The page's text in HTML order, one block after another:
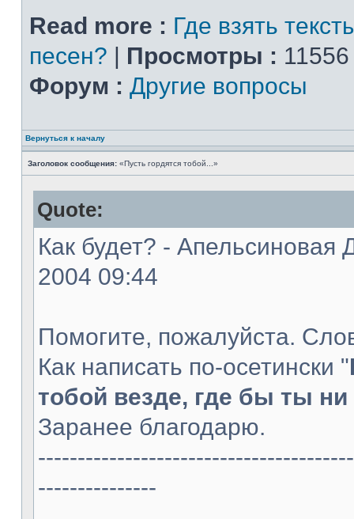
Read more : Где взять
песен? | Просмотры :
Форум : Другие вопросы
Вернуться к началу
Заголовок сообщения: «Пусть гордятся тобой...»
Quote:
Как будет? - Апельсиновая
2004 09:44
Помогите, пожалуйста.
Как написать по-осетински "
тобой везде, где бы ты
Заранее благодарю.
---------------